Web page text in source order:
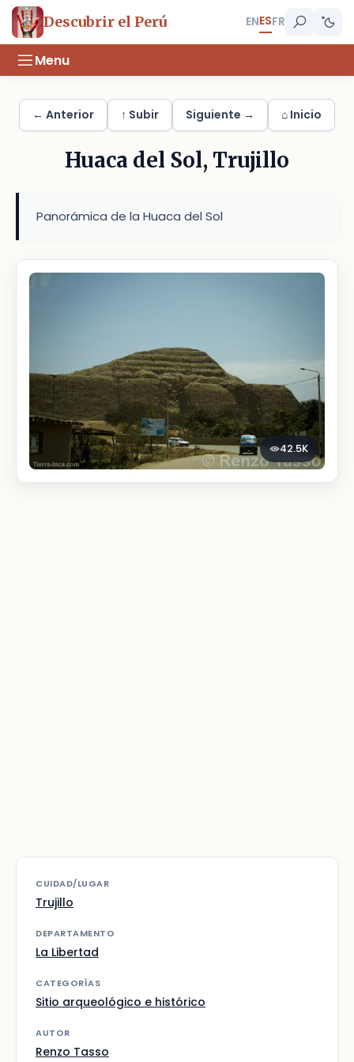
Descubrir el Perú ENESFR
Menu
← Anterior ↑ Subir Siguiente → ⌂ Inicio
Huaca del Sol, Trujillo
Panorámica de la Huaca del Sol
42.5K
CUIDAD/LUGAR
Trujillo
DEPARTAMENTO
La Libertad
CATEGORÍAS
Sitio arqueológico e histórico
AUTOR
Renzo Tasso